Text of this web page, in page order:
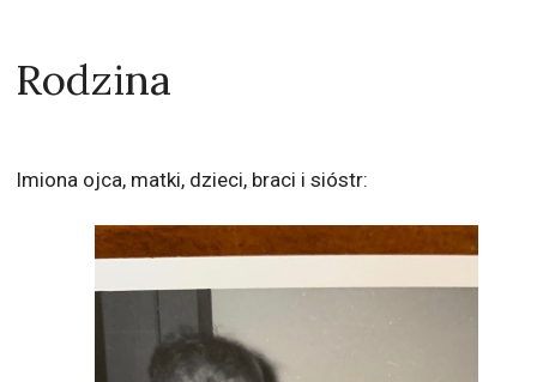
Rodzina
Imiona ojca, matki, dzieci, braci i sióstr: